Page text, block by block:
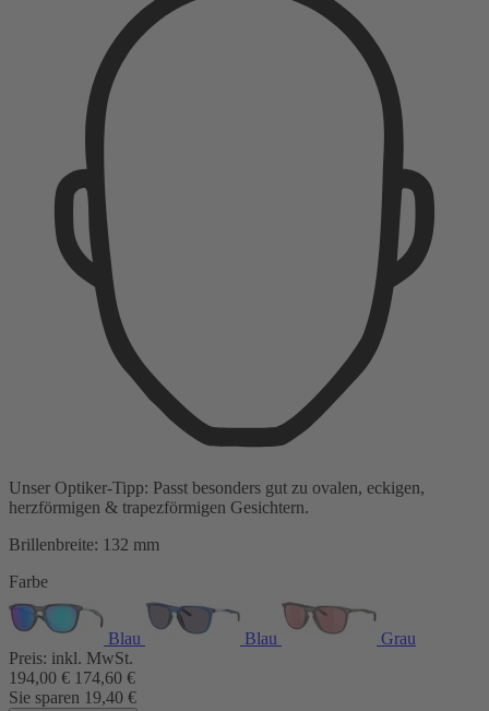
Unser Optiker-Tipp: Passt besonders gut zu ovalen, eckigen,
herzförmigen & trapezförmigen Gesichtern.
Brillenbreite: 132 mm
Farbe
Blau Blau
Grau
Preis: inkl. MwSt.
194,00 € 174,60 €
Sie sparen 19,40 €